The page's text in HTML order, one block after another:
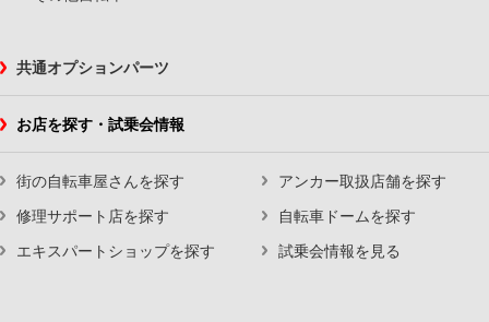
共通オプションパーツ
お店を探す・試乗会情報
街の自転車屋さんを探す
修理サポート店を探す
エキスパートショップを探す
アンカー取扱店舗を探す
自転車ドームを探す
試乗会情報を見る